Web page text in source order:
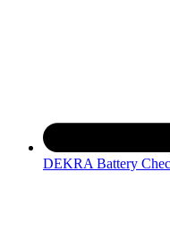
DEKRA Battery